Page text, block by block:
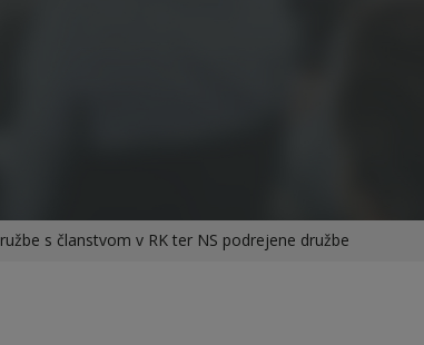
s članstvom v RK ter NS podrejene družbe